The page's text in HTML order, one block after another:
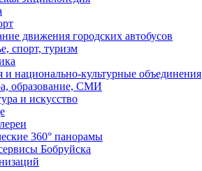
движения городских автобусов
спорт, туризм
и национально-культурные объединения
образование, СМИ
и искусство
360° панорамы
Бобруйска